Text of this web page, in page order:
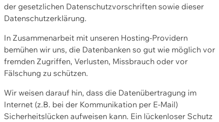
der gesetzlichen Datenschutzvorschriften sowie dieser
Datenschutzerklärung.
In Zusammenarbeit mit unseren Hosting-Providern
bemühen wir uns, die Datenbanken so gut wie möglich vor
fremden Zugriffen, Verlusten, Missbrauch oder vor
Fälschung zu schützen.
Wir weisen darauf hin, dass die Datenübertragung im
Internet (z.B. bei der Kommunikation per E-Mail)
Sicherheitslücken aufweisen kann. Ein lückenloser Schutz